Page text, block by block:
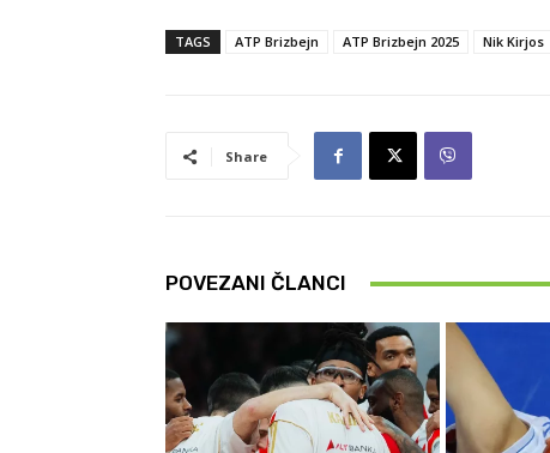
TAGS ATP Brizbejn ATP Brizbejn 2025 Nik Kirjos
Share
POVEZANI ČLANCI